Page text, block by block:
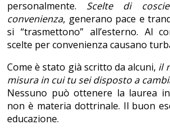
personalmente. Scelte di
convenienza, generano pace e
si “trasmettono” all’esterno. Al
scelte per convenienza causano
Come è stato già scritto da alcuni, il
misura in cui tu sei disposto a
Nessuno può ottenere la laurea
non è materia dottrinale. Il buon
educazione.